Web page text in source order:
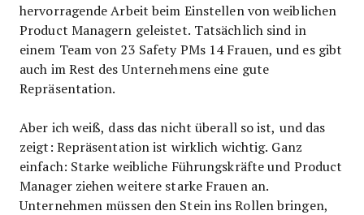
hervorragende Arbeit beim Einstellen von weiblichen
Product Managern geleistet. Tatsächlich sind in
einem Team von 23 Safety PMs 14 Frauen, und es gibt
auch im Rest des Unternehmens eine gute
Repräsentation.
Aber ich weiß, dass das nicht überall so ist, und das
zeigt: Repräsentation ist wirklich wichtig. Ganz
einfach: Starke weibliche Führungskräfte und Product
Manager ziehen weitere starke Frauen an.
Unternehmen müssen den Stein ins Rollen bringen,